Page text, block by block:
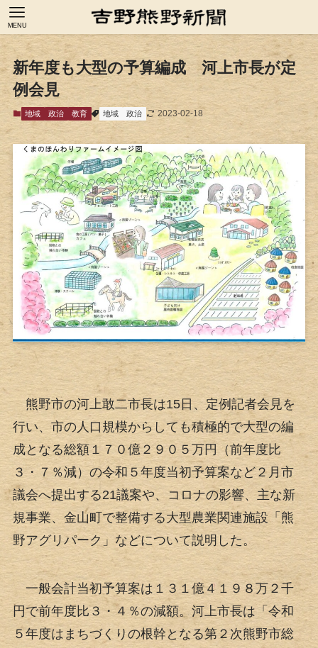
MENU
新年度も大型の予算編成 河上市長が定
例会見
地域 政治 教育 地域 政治 2023-02-18
熊野市の河上敢二市長は15日、定例記者会見を
行い、市の人口規模からしても積極的で大型の編
成となる総額１７０億２９０５万円（前年度比
３・７％減）の令和５年度当初予算案など２月市
議会へ提出する21議案や、コロナの影響、主な新
規事業、金山町で整備する大型農業関連施設「熊
野アグリパーク」などについて説明した。
一般会計当初予算案は１３１億４１９８万２千
円で前年度比３・４％の減額。河上市長は「令和
５年度はまちづくりの根幹となる第２次熊野市総